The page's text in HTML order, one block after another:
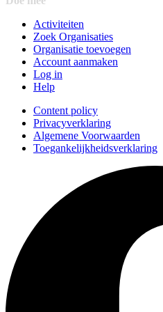
Activiteiten
Zoek Organisaties
Organisatie toevoegen
Account aanmaken
Log in
Help
Content policy
Privacyverklaring
Algemene Voorwaarden
Toegankelijkheidsverklaring